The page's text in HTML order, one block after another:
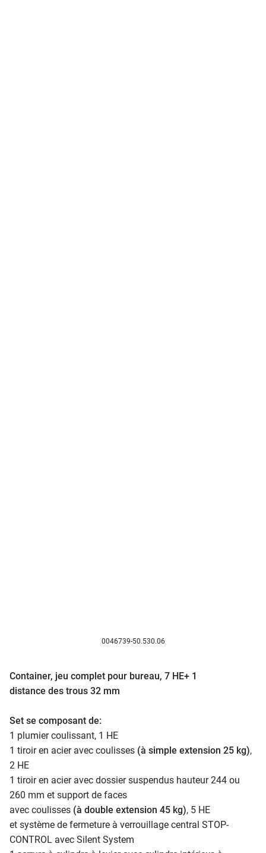
0046739-50.530.06
Container, jeu complet pour bureau, 7 HE+ 1
distance des trous 32 mm
Set se composant de:
1 plumier coulissant, 1 HE
1 tiroir en acier avec coulisses (à simple extension 25 kg),
2 HE
1 tiroir en acier avec dossier suspendus hauteur 244 ou
260 mm et support de faces
avec coulisses (à double extension 45 kg), 5 HE
et système de fermeture à verrouillage central STOP-
CONTROL avec Silent System